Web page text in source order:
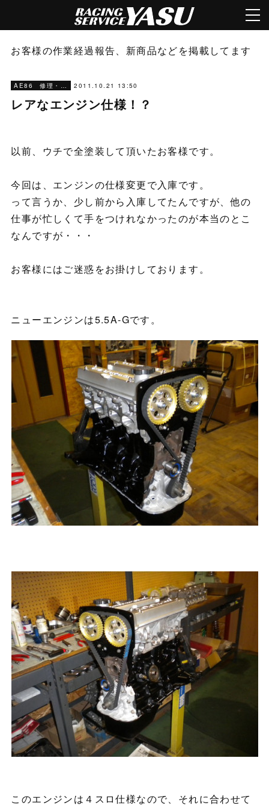
お客様の作業経過報告、新商品などを掲載してます
AE86 修理・メンテナンス 2011.10.21 13:50
レアなエンジン仕様！？
以前、ウチで全塗装して頂いたお客様です。
今回は、エンジンの仕様変更で入庫です。
って言うか、少し前から入庫してたんですが、他の
仕事が忙しくて手をつけれなかったのが本当のとこ
なんですが・・・
お客様にはご迷惑をお掛けしております。
ニューエンジンは5.5A-Gです。
このエンジンは４スロ仕様なので、それに合わせて